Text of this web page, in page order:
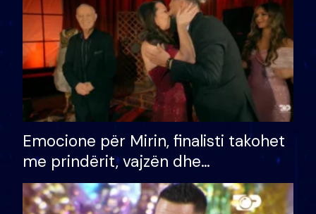
Emocione për Mirin, finalisti takohet
me prindërit, vajzën dhe
bashkëshorten: S’kemi ndonjë letër
divorci apo jo?